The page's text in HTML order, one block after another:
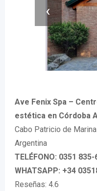
‹
Ave Fenix Spa –
estética en Córdoba
Cabo Patricio de
Argentina
TELÉFONO: 0351 835-
WHATSAPP: +34
Reseñas: 4.6